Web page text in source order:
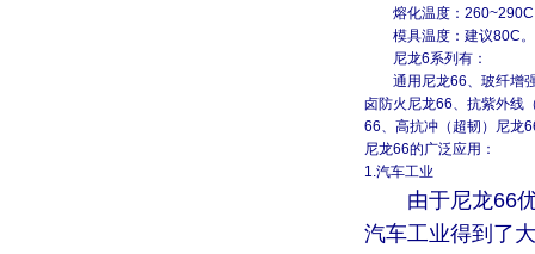
熔化温度： 260~290C
模具温度：建议80C
尼龙6系列有：
通用尼龙66、玻纤增
卤防火尼龙66、抗紫外线
66、高抗冲（超韧）尼龙
尼龙66的广泛应用：
1.汽车工业
由于尼龙66
汽车工业得到了